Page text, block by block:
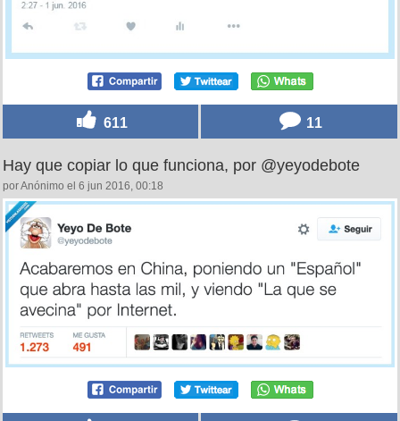
611 11
Hay que copiar lo que funciona, por @yeyodebote
por Anónimo el 6 jun 2016, 00:18